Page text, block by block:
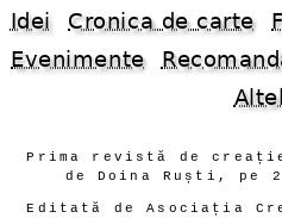
Idei Cronica de carte
Evenimente
Prima revistă de
de Doina Ruști, pe
Editată de Asociația